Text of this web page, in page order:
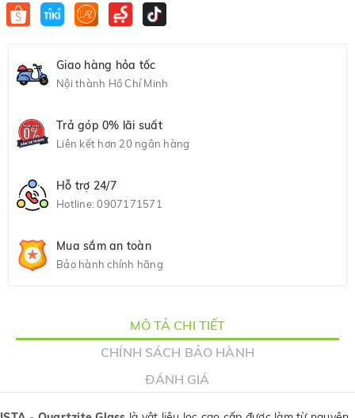
Giao hàng hỏa tốc
Nội thành Hồ Chí Minh
Trả góp 0% lãi suất
Liên kết hơn 20 ngân hàng
Hỗ trợ 24/7
Hotline:0907171571
Mua sắm an toàn
Bảo hành chính hãng
MÔ TẢ CHI TIẾT
CHÍNH SÁCH BẢO HÀNH
ĐÁNH GIÁ